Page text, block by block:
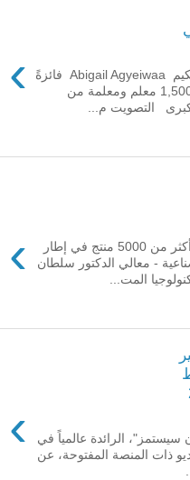
›
اختار أعضاء لجنة التحكيم Abigail Agyeiwaa فائزةً
إقليميةً من بين أكثر من 1,500 معلم ومعلمة من
التصويت م...
›
الإمارات تعتزم توطين أكثر من 5000 منتج في إطار
- معالي الدكتور سلطان
المت...
›
الرائدة عالمياً في
ذات المنصة المفتوحة، عن